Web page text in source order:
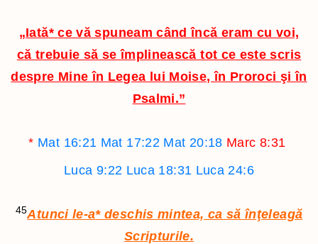
„Iată* ce vă spuneam când încă eram cu voi,
că trebuie să se împlinească tot ce este scris
despre Mine în Legea lui Moise, în Proroci şi în
Psalmi.”
* Mat 16:21 Mat 17:22 Mat 20:18 Marc 8:31
Luca 9:22 Luca 18:31 Luca 24:6
45Atunci le-a*deschis mintea, ca să înţeleagă
Scripturile.